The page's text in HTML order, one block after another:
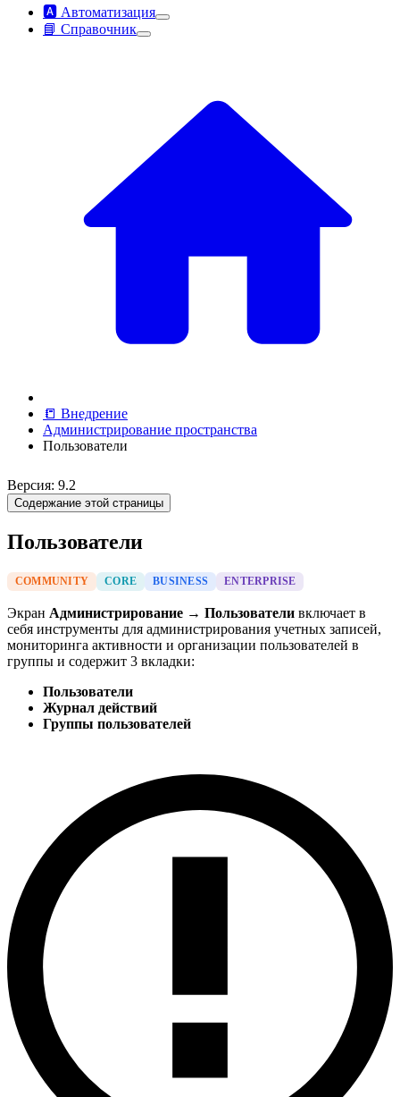
🅰️ Автоматизация
📘 Справочник
📒 Внедрение
Администрирование пространства
Пользователи
Версия: 9.2
Содержание этой страницы
Пользователи
COMMUNITY CORE BUSINESS ENTERPRISE
Экран Администрирование → Пользователи включает в
себя инструменты для администрирования учетных записей,
мониторинга активности и организации пользователей в
группы и содержит 3 вкладки:
Пользователи
Журнал действий
Группы пользователей